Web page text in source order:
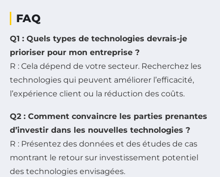
FAQ
Q1 : Quels types de technologies devrais-je
prioriser pour mon entreprise ?
R : Cela dépend de votre secteur. Recherchez les
technologies qui peuvent améliorer l’efficacité,
l’expérience client ou la réduction des coûts.
Q2 : Comment convaincre les parties prenantes
d’investir dans les nouvelles technologies ?
R : Présentez des données et des études de cas
montrant le retour sur investissement potentiel
des technologies envisagées.